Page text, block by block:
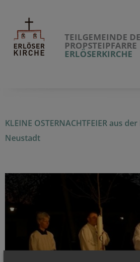
TEILGEMEINDE
PROPSTEIPFARRE
ERLÖSERKIRCHE
KLEINE OSTERNACHTFEIER aus der
Neustadt